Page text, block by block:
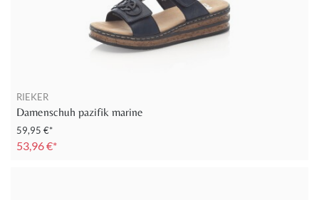
RIEKER
Damenschuh pazifik marine
59,95 €*
53,96 €*